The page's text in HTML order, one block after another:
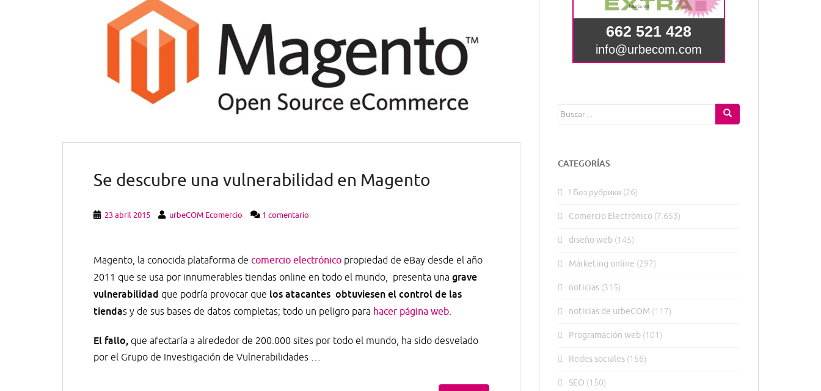
Se descubre una vulnerabilidad en Magento
23 abril 2015 urbeCOM Ecomercio 1 comentario
Magento, la conocida plataforma de comercio electrónico propiedad de eBay desde el año
2011 que se usa por innumerables tiendas online en todo el mundo, presenta una grave
vulnerabilidad que podría provocar que los atacantes obtuviesen el control de las
tiendas y de sus bases de datos completas; todo un peligro para hacer página web.
El fallo, que afectaría a alrededor de 200.000 sites por todo el mundo, ha sido desvelado
por el Grupo de Investigación de Vulnerabilidades …
Buscar:
CATEGORÍAS
! Без рубрики (26)
Comercio Electrónico (7.653)
diseño web (145)
Márketing online (297)
noticias (315)
noticias de urbeCOM (117)
Programación web (101)
Redes sociales (156)
SEO (150)